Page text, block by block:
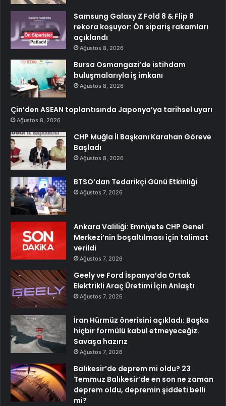
Samsung Galaxy Z Fold 8 & Flip 8
rekora koşuyor: Ön sipariş rakamları
açıklandı
Ağustos 8, 2026
Bursa Osmangazi’de istihdam
buluşmalarıyla iş imkanı
Ağustos 8, 2026
Çin’den ASEAN toplantısında Japonya’ya tarihsel uyarı
Ağustos 8, 2026
CHP Muğla İl Başkanı Karahan Göreve
Başladı
Ağustos 8, 2026
BTSO’dan Tedarikçi Günü Etkinliği
Ağustos 7, 2026
Ankara Valiliği: Emniyete CHP Genel
Merkezi’nin boşaltılması için talimat
verildi
Ağustos 7, 2026
Geely ve Ford İspanya’da Ortak
Elektrikli Araç Üretimi İçin Anlaştı
Ağustos 7, 2026
İran Hürmüz önerisini açıkladı: Başka
hiçbir formülü kabul etmeyeceğiz.
Savaşa hazırız
Ağustos 7, 2026
Balıkesir’de deprem mi oldu? 23
Temmuz Balıkesir’de en son ne zaman
deprem oldu, depremin şiddeti belli
mi?